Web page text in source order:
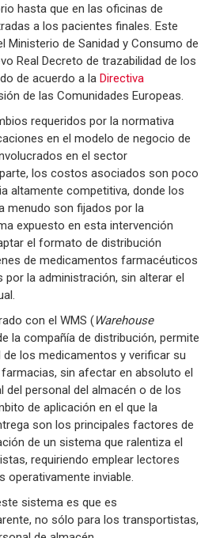
hasta que en las oficinas de
a los pacientes finales. Este
Ministerio de Sanidad y Consumo de
Real Decreto de trazabilidad de los
de acuerdo a la Directiva
de las Comunidades Europeas.
requeridos por la normativa
en el modelo de negocio de
en el sector
los costos asociados son poco
altamente competitiva, donde los
menudo son fijados por la
expuesto en esta intervención
el formato de distribución
de medicamentos farmacéuticos
la administración, sin alterar el
con el WMS (Warehouse
la compañía de distribución, permite
los medicamentos y verificar su
sin afectar en absoluto el
del personal del almacén o de los
de aplicación en el que la
son los principales factores de
de un sistema que ralentiza el
requiriendo emplear lectores
operativamente inviable.
sistema es que es
no sólo para los transportistas,